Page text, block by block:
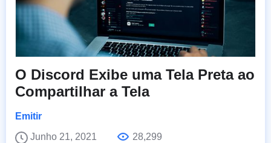
O Discord Exibe uma Tela Preta ao
Compartilhar a Tela
Emitir
Junho 21, 2021
28,299